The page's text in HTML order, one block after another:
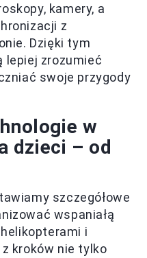
kamery, a
z
Dzięki tym
lepiej zrozumieć
swoje przygody
w
dzieci – od
szczegółowe
wspaniałą
i
kroków nie tylko